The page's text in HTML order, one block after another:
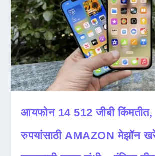
आयफोन 14 512 जीबी
रुपयांसाठी AMAZON मेझॉन